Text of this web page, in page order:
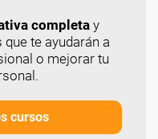
completay
te ayudarán a
o mejorar tu
cursos